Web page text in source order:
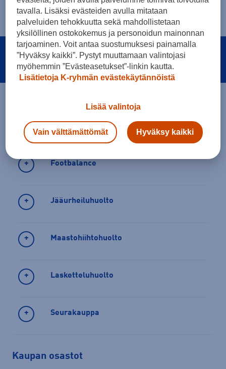
Kauppias Jaki Saarivirta
jaki.saarivirta@intersport.fi
Intersport Porvoo
Footbalance
Jääurheiluhuolto
Maastohiihtohuolto
Lasketteluhuolto
Seurakauppa
Kaupan osastot
tavalla. Lisäksi evästeiden avulla mitataan
palveluiden tehokkuutta sekä mahdollistetaan
yksilöllinen ostokokemus ja personoidun mainonnan
tarjoaminen. Voit antaa suostumuksesi painamalla
”Hyväksy kaikki”. Pystyt muuttamaan valintojasi
myöhemmin ”Evästeasetukset”-linkin kautta.
Lisätietoja K-ryhmän evästekäytännöistä
Lisää valintoja
Vain välttämättömät Hyväksy kaikki